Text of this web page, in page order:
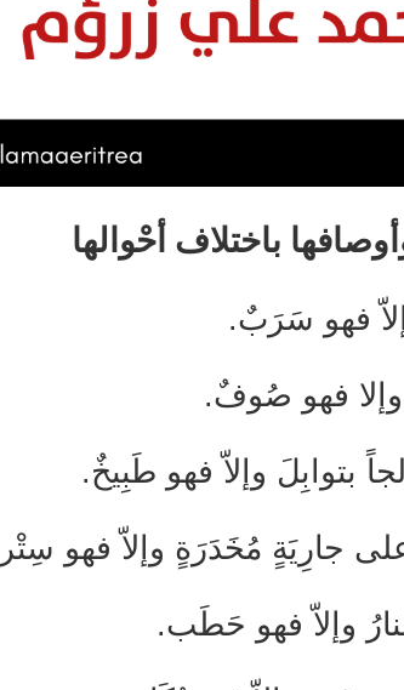
باختلاف أحْوالها
فهو سَرَبٌ.
وإلا فهو صُوفٌ.
بتوابِلَ وإلاّ فهو طَبِيخٌ.
جارِيَةٍ مُخَدَرَةٍ وإلاّ فهو
وإلاّ فهو حَطَب.